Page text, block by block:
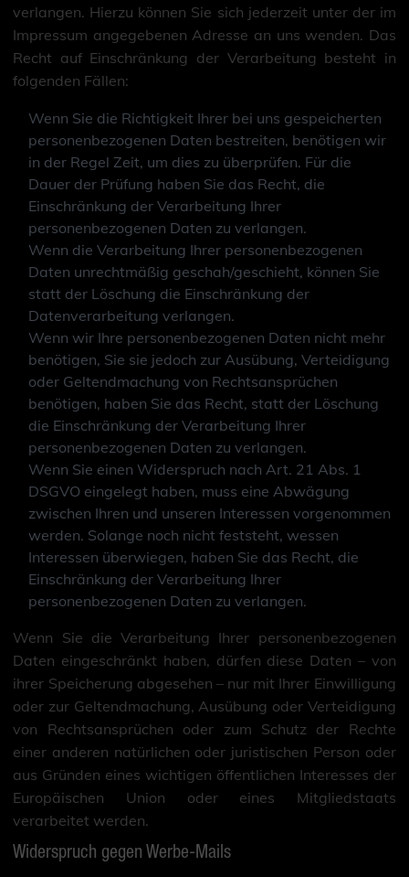
verlangen. Hierzu können Sie sich jederzeit unter der im
Impressum angegebenen Adresse an uns wenden. Das
Recht auf Einschränkung der Verarbeitung besteht in
folgenden Fällen:
Wenn Sie die Richtigkeit Ihrer bei uns gespeicherten
personenbezogenen Daten bestreiten, benötigen wir
in der Regel Zeit, um dies zu überprüfen. Für die
Dauer der Prüfung haben Sie das Recht, die
Einschränkung der Verarbeitung Ihrer
personenbezogenen Daten zu verlangen.
Wenn die Verarbeitung Ihrer personenbezogenen
Daten unrechtmäßig geschah/geschieht, können Sie
statt der Löschung die Einschränkung der
Datenverarbeitung verlangen.
Wenn wir Ihre personenbezogenen Daten nicht mehr
benötigen, Sie sie jedoch zur Ausübung, Verteidigung
oder Geltendmachung von Rechtsansprüchen
benötigen, haben Sie das Recht, statt der Löschung
die Einschränkung der Verarbeitung Ihrer
personenbezogenen Daten zu verlangen.
Wenn Sie einen Widerspruch nach Art. 21 Abs. 1
DSGVO eingelegt haben, muss eine Abwägung
zwischen Ihren und unseren Interessen vorgenommen
werden. Solange noch nicht feststeht, wessen
Interessen überwiegen, haben Sie das Recht, die
Einschränkung der Verarbeitung Ihrer
personenbezogenen Daten zu verlangen.
Wenn Sie die Verarbeitung Ihrer personenbezogenen
Daten eingeschränkt haben, dürfen diese Daten – von
ihrer Speicherung abgesehen – nur mit Ihrer Einwilligung
oder zur Geltendmachung, Ausübung oder Verteidigung
von Rechtsansprüchen oder zum Schutz der Rechte
einer anderen natürlichen oder juristischen Person oder
aus Gründen eines wichtigen öffentlichen Interesses der
Europäischen Union oder eines Mitgliedstaats
verarbeitet werden.
Widerspruch gegen Werbe-Mails